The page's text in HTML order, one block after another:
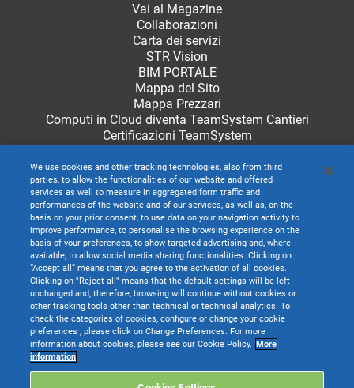
Vai al Magazine
Collaborazioni
Carta dei servizi
STR Vision
BIM PORTALE
Mappa del Sito
Mappa Prezzari
Computi in Cloud diventa TeamSystem Cantieri
Certificazioni TeamSystem
TeamSystem S.p.A. società con socio unico soggetta all’attività di direzione e
coordinamento di TeamSystem Holdco S.p.A. - Cap. Soc. € 24.000.000 I.v. -
C.C.I.A.A. delle Marche - P.I. 01035310414
We use cookies and other tracking technologies, also from third
parties, to allow the functionalities of our website and offered
services as well to measure in aggregated form traffic and
performances of the website and of our services, as well as, on the
basis on your prior consent, to use data on your navigation activity to
improve performance, to personalise the browsing experience on the
basis of your preferences, to show targeted advertising and, where
available, to allow social media sharing functionalities. Clicking on
“Accept all” means that you agree to the activation of all cookies.
Clicking on "Reject all" means that the default settings will be left
unchanged and, therefore, browsing will continue without cookies or
other tracking tools other than technical or technical analytics. To
check the categories of cookies, configure or change your cookie
preferences , please click on Change Preferences. For more
information about cookies, please see our Cookie Policy. More
information